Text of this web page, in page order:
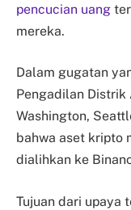
pencucian uang
mereka.
Dalam gugatan
Pengadilan
Washington,
bahwa aset kripto
dialihkan ke
Tujuan dari upaya